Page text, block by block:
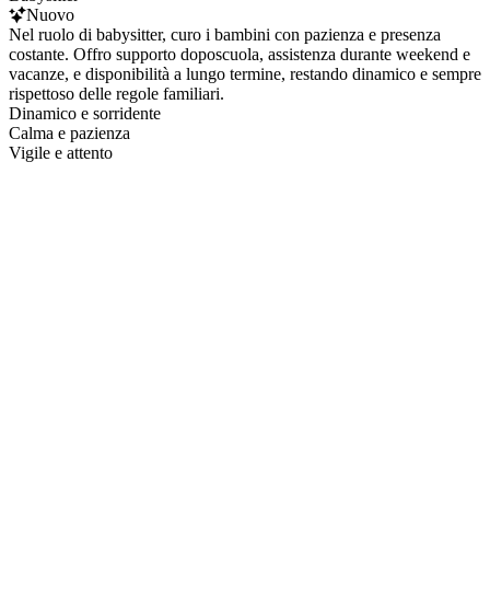
Nuovo
Nel ruolo di babysitter, curo i bambini con pazienza e presenza
costante. Offro supporto doposcuola, assistenza durante weekend e
vacanze, e disponibilità a lungo termine, restando dinamico e sempre
rispettoso delle regole familiari.
Dinamico e sorridente
Calma e pazienza
Vigile e attento